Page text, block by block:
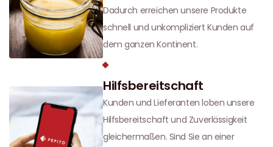
Dadurch erreichen unsere Produkte
schnell und unkompliziert Kunden auf
dem ganzen Kontinent.
Hilfsbereitschaft
Kunden und Lieferanten loben unsere
Hilfsbereitschaft und Zuverlässigkeit
gleichermaßen. Sind Sie an einer